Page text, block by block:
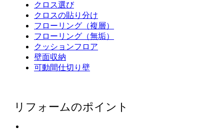
クロス選び
クロスの貼り分け
フローリング（複層）
フローリング（無垢）
クッションフロア
壁面収納
可動間仕切り壁
リフォームのポイント